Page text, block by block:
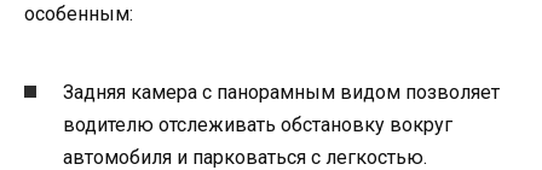
особенным:
Задняя камера с панорамным видом позволяет
водителю отслеживать обстановку вокруг
автомобиля и парковаться с легкостью.